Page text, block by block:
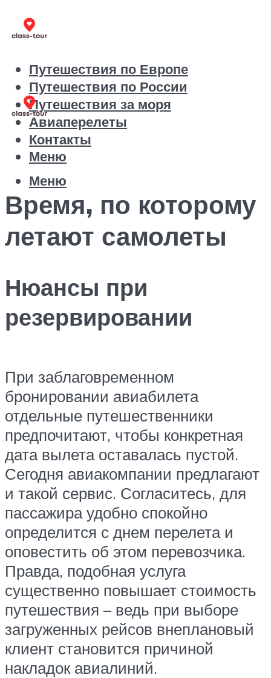
Путешествия по Европе
Путешествия по России
Путешествия за моря
Авиаперелеты
Контакты
Меню
Меню
Время, по которому
летают самолеты
Нюансы при
резервировании
При заблаговременном
бронировании авиабилета
отдельные путешественники
предпочитают, чтобы конкретная
дата вылета оставалась пустой.
Сегодня авиакомпании предлагают
и такой сервис. Согласитесь, для
пассажира удобно спокойно
определится с днем перелета и
оповестить об этом перевозчика.
Правда, подобная услуга
существенно повышает стоимость
путешествия – ведь при выборе
загруженных рейсов внеплановый
клиент становится причиной
накладок авиалиний.